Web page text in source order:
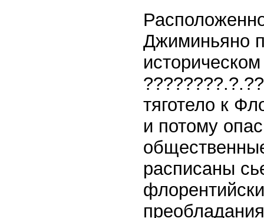
Джиминьяно
тяготело к
и потому
расписаны